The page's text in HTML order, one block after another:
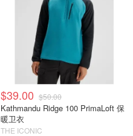
$39.00 $50.00
Kathmandu Ridge 100 PrimaLoft 保
暖卫衣
THE ICONIC